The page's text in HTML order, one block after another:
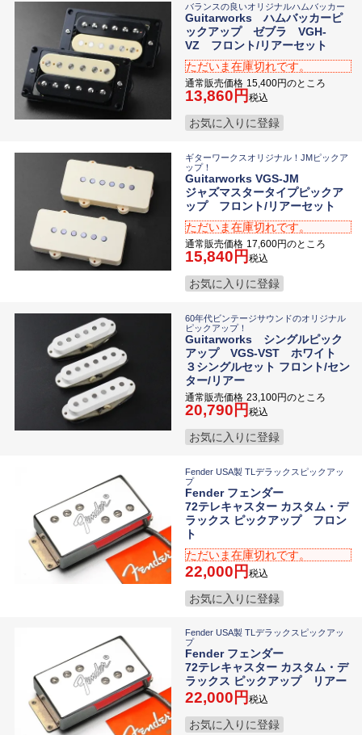
バランスの良いオリジナルハムバッカー
Guitarworks ハムバッカーピ
ックアップ ゼブラ VGH-
VZ フロント/リアーセット
ただいま在庫切れです。
通常販売価格 15,400 のところ
13,860 税込
お気に入りに登録
ギターワークスオリジナル！JMピックア
ップ！
Guitarworks VGS-JM
ジャズマスタータイプピックア
ップ フロント/リアーセット
ただいま在庫切れです。
通常販売価格 17,600 のところ
15,840 税込
お気に入りに登録
60年代ビンテージサウンドのオリジナル
ピックアップ！
Guitarworks シングルピック
アップ VGS-VST ホワイト
３シングルセット フロント/セン
ター/リアー
通常販売価格 23,100 のところ
20,790 税込
お気に入りに登録
Fender USA製 TLデラックスピックアッ
プ
Fender フェンダー
72テレキャスター カスタム・デ
ラックス ピックアップ フロン
ト
ただいま在庫切れです。
22,000 税込
お気に入りに登録
Fender USA製 TLデラックスピックアッ
プ
Fender フェンダー
72テレキャスター カスタム・デ
ラックス ピックアップ リアー
22,000 税込
お気に入りに登録